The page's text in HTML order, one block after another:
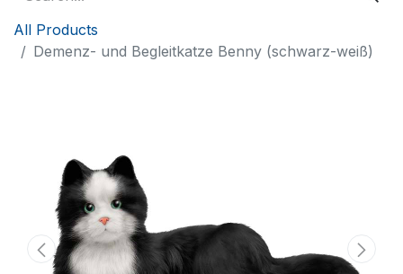
All Products
Demenz- und Begleitkatze Benny (schwarz-weiß)